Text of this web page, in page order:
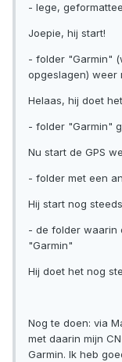
- lege,
Joepie, hij start!
- folder "Garmin"
opgeslagen) weer
Helaas, hij doet
- folder "Garmin"
Nu start de GPS
- folder met een
Hij start nog
- de folder waarin
"Garmin"
Hij doet het nog
Nog te doen: via
met daarin mijn
Garmin. Ik heb